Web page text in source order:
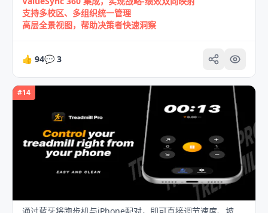
支持多校区、多组织统一管理
高层全景视图，帮助决策者快速洞察
👍 94💬 3
#14